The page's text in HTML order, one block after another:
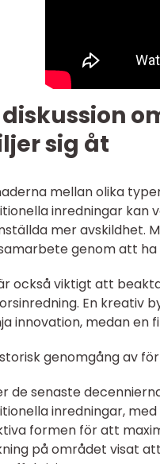
diskussion
sig åt
mellan olika
inredningar kan
mer avskildhet.
genom att
också viktigt att
En kreativ
innovation, medan en
genomgång av
de senaste
inredningar,
formen för att
på området visat